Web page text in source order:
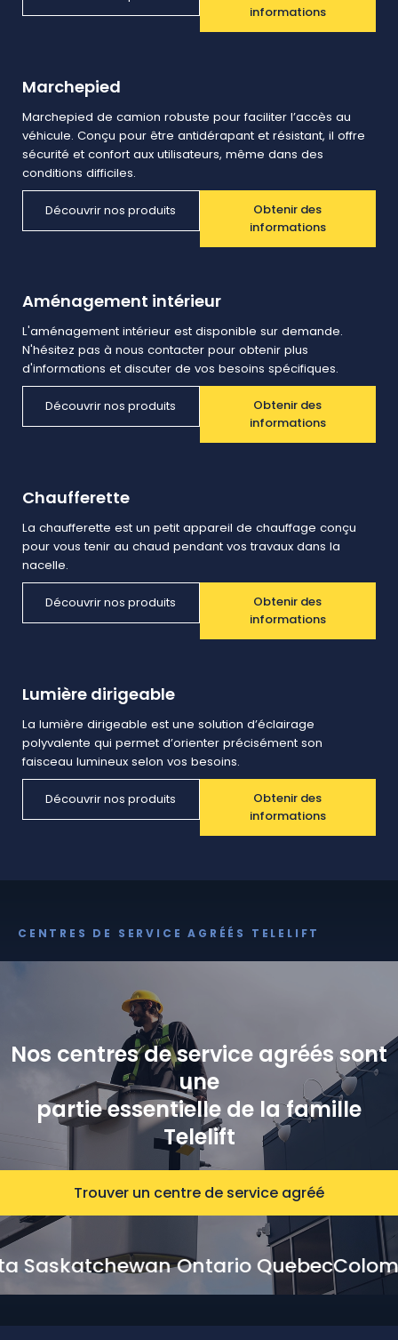
informations
Marchepied
Marchepied de camion robuste pour faciliter l’accès au
véhicule. Conçu pour être antidérapant et résistant, il offre
sécurité et confort aux utilisateurs, même dans des
conditions difficiles.
Découvrir nos produits
Obtenir des
informations
Aménagement intérieur
L'aménagement intérieur est disponible sur demande.
N'hésitez pas à nous contacter pour obtenir plus
d'informations et discuter de vos besoins spécifiques.
Découvrir nos produits
Obtenir des
informations
Chaufferette
La chaufferette est un petit appareil de chauffage conçu
pour vous tenir au chaud pendant vos travaux dans la
nacelle.
Découvrir nos produits
Obtenir des
informations
Lumière dirigeable
La lumière dirigeable est une solution d’éclairage
polyvalente qui permet d’orienter précisément son
faisceau lumineux selon vos besoins.
Découvrir nos produits
Obtenir des
informations
CENTRES DE SERVICE AGRÉÉS TELELIFT
Nos centres de service agréés sont
une
partie essentielle de la famille
Telelift
Trouver un centre de service agréé
Saskatchewan Ontario Quebec